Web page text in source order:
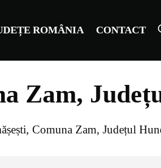
ROMÂNIA CONTACT
Zam,
Comuna Zam, Județul